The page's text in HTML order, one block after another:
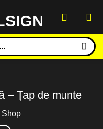
– Țap de munte
Shop